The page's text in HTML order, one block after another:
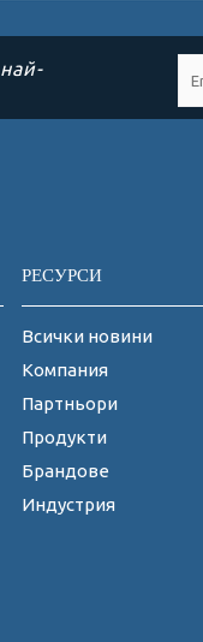
РЕСУРСИ
Всички новини
Компания
Партньори
Продукти
Брандове
Индустрия